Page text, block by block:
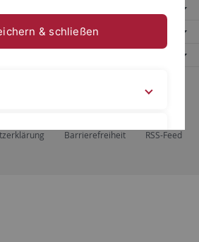
Tübingen, Tübingen
Barrierefreiheit RSS-Feed
& schließen